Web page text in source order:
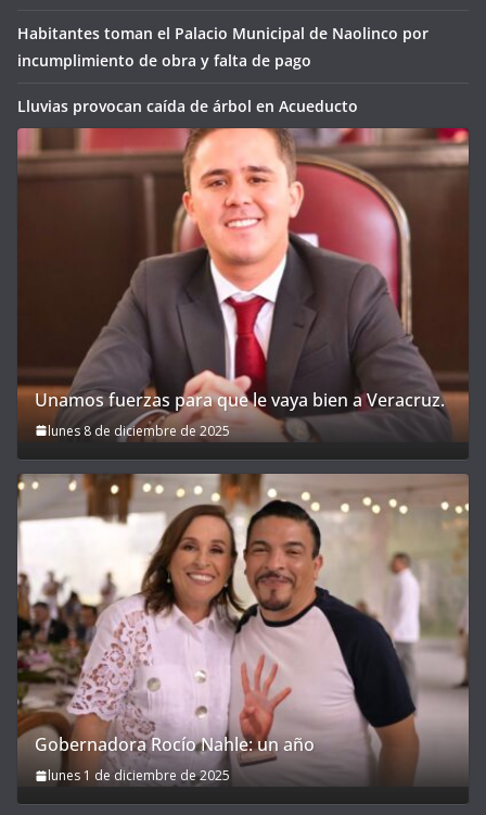
Habitantes toman el Palacio Municipal de Naolinco por
incumplimiento de obra y falta de pago
Lluvias provocan caída de árbol en Acueducto
Unamos fuerzas para que le vaya bien a Veracruz.
lunes 8 de diciembre de 2025
Gobernadora Rocío Nahle: un año
lunes 1 de diciembre de 2025